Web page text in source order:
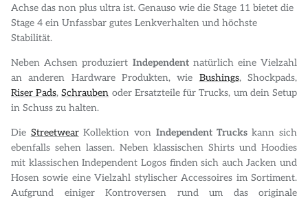
Achse das non plus ultra ist. Genauso wie die Stage 11 bietet die
Stage 4 ein Unfassbar gutes Lenkverhalten und höchste
Stabilität.
Neben Achsen produziert Independentnatürlich eine Vielzahl
an anderen Hardware Produkten, wie Bushings, Shockpads,
Riser Pads,Schrauben oder Ersatzteile für Trucks, um dein Setup
in Schuss zu halten.
Die StreetwearKollektion von Independent Truckskann sich
ebenfalls sehen lassen. Neben klassischen Shirts und Hoodies
mit klassischen Independent Logos finden sich auch Jacken und
Hosen sowie eine Vielzahl stylischer Accessoires im Sortiment.
Aufgrund einiger Kontroversen rund um das originale